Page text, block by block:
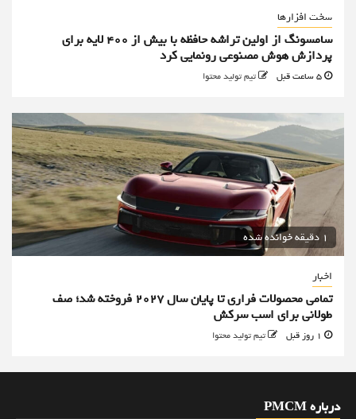
سخت افزارها
سامسونگ از اولین تراشه حافظه با بیش از ۴۰۰ لایه برای
پردازش هوش مصنوعی رونمایی کرد
تیم تولید محتوا
1 دقیقه خوانده شده
اخبار
تمامی محصولات فراری تا پایان سال ۲۰۲۷ فروخته شد؛ صف
طولانی برای اسب سرکش
تیم تولید محتوا
درباره PMCM